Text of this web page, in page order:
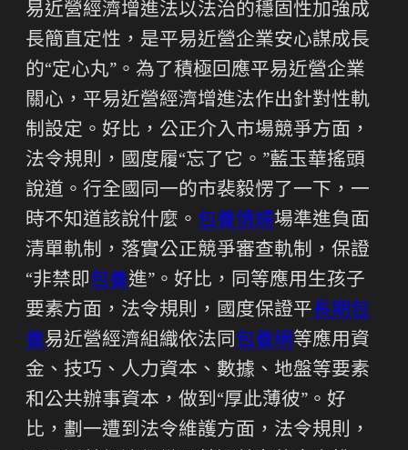
易近營經濟增進法以法治的穩固性加強成
長簡直定性，是平易近營企業安心謀成長
的“定心丸”。為了積極回應平易近營企業
關心，平易近營經濟增進法作出針對性軌
制設定。好比，公正介入市場競爭方面，
法令規則，國度履“忘了它。”藍玉華搖頭
說道。行全國同一的市裴毅愣了一下，一
時不知道該說什麼。 包養情婦場準進負面
清單軌制，落實公正競爭審查軌制，保證
“非禁即包養進”。好比，同等應用生孩子
要素方面，法令規則，國度保證平長期包
養易近營經濟組織依法同包養網等應用資
金、技巧、人力資本、數據、地盤等要素
和公共辦事資本，做到“厚此薄彼”。好
比，劃一遭到法令維護方面，法令規則，